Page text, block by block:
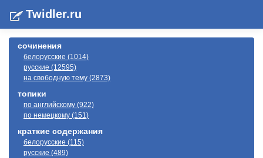
Twidler.ru
сочинения
белорусские (1014)
русские (12595)
на свободную тему (2873)
топики
по английскому (922)
по немецкому (151)
краткие содержания
белорусские (115)
русские (489)